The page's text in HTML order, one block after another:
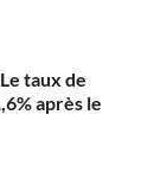
taux de
après le